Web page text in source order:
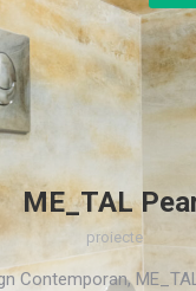
ME_TAL
proiecte
Contemporan,